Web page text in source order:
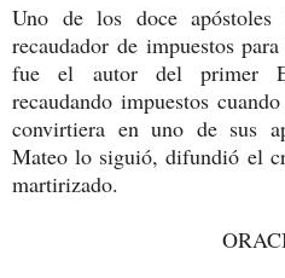
Uno de los doce
recaudador de impuestos
fue el autor del primer
recaudando impuestos
convirtiera en uno de sus
Mateo lo siguió, difundió el
martirizado.